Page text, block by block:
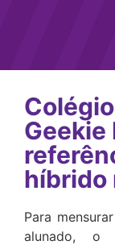
Geekie
híbrido
Para
alunado, o